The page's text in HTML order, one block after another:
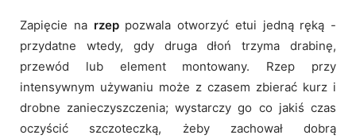
Zapięcie na rzeppozwala otworzyć etui jedną ręką -
przydatne wtedy, gdy druga dłoń trzyma drabinę,
przewód lub element montowany. Rzep przy
intensywnym używaniu może z czasem zbierać kurz i
drobne zanieczyszczenia; wystarczy go co jakiś czas
oczyścić szczoteczką, żeby zachował dobrą